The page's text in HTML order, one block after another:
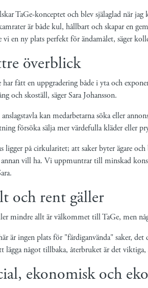
TaGe-konceptet och blev själaglad när
är både kul, hållbart och skapar en
vi en ny plats perfekt för ändamålet, säger
överblick
har fått en uppgradering både i yta och
och skoställ, säger Sara Johansson.
kan medarbetarna söka eller
försöka sälja mer värdefulla kläder eller
ligger på cirkularitet; att saker byter ägare
vill ha. Vi uppmuntrar till minskad
och rent gäller
mindre allt är välkommet till TaGe, men
är ingen plats för "färdiganvända" saker,
lägga något tillbaka, återbruket är det viktiga,
ekonomisk och